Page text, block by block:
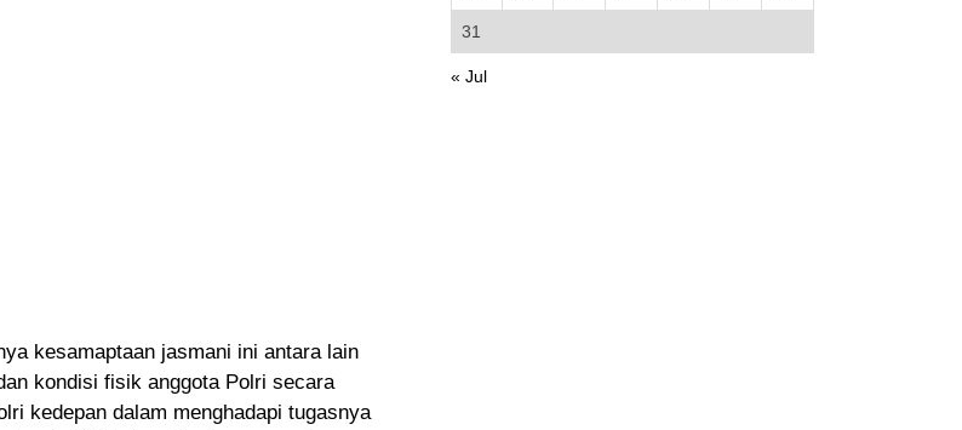
kesamaptaan jasmani ini antara lain
kondisi fisik anggota Polri secara
kedepan dalam menghadapi tugasnya
31
« Jul